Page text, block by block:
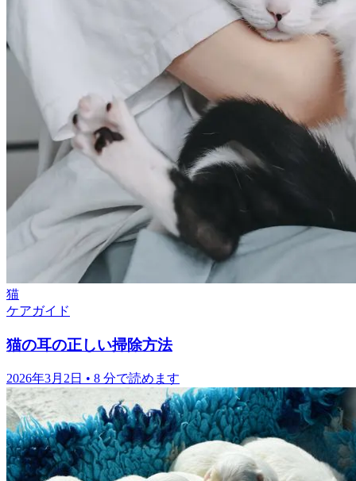
猫
ケアガイド
猫の耳の正しい掃除方法
2026年3月2日 • 8 分で読めます